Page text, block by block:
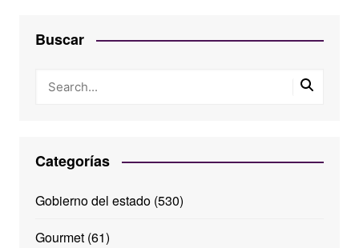
Buscar
Categorías
Gobierno del estado(530)
Gourmet(61)